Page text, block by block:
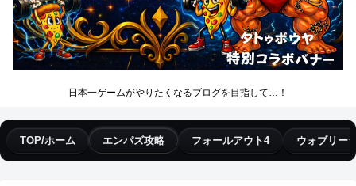
日本一ゲームがやりたくなるブログを目指して…！
TOP/ホーム エンパズ攻略 フォールアウト4 ウォブリー